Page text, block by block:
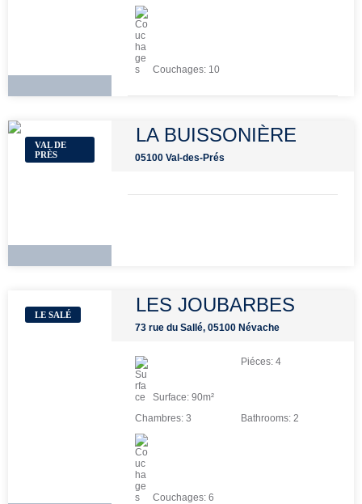
Couchages: 10
VAL DE
PRÈS
LA BUISSONIÈRE
05100 Val-des-Prés
LE SALÉ LES JOUBARBES
73 rue du Sallé, 05100 Névache
Surface: 90m²
Piéces: 4
Chambres: 3 Bathrooms: 2
Couchages: 6